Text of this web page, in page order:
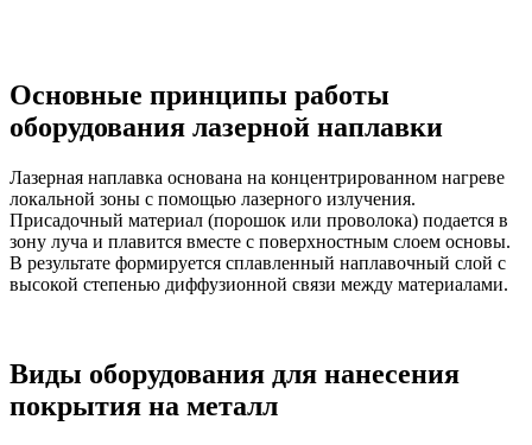
Основные принципы работы
оборудования лазерной наплавки
Лазерная наплавка основана на концентрированном нагреве
локальной зоны с помощью лазерного излучения.
Присадочный материал (порошок или проволока) подается в
зону луча и плавится вместе с поверхностным слоем основы.
В результате формируется сплавленный наплавочный слой с
высокой степенью диффузионной связи между материалами.
Виды оборудования для нанесения
покрытия на металл